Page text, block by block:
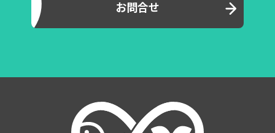
お問合せ